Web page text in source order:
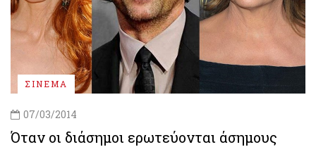
ΣΙΝΕΜΑ
07/03/2014
Όταν οι διάσημοι ερωτεύονται άσημους